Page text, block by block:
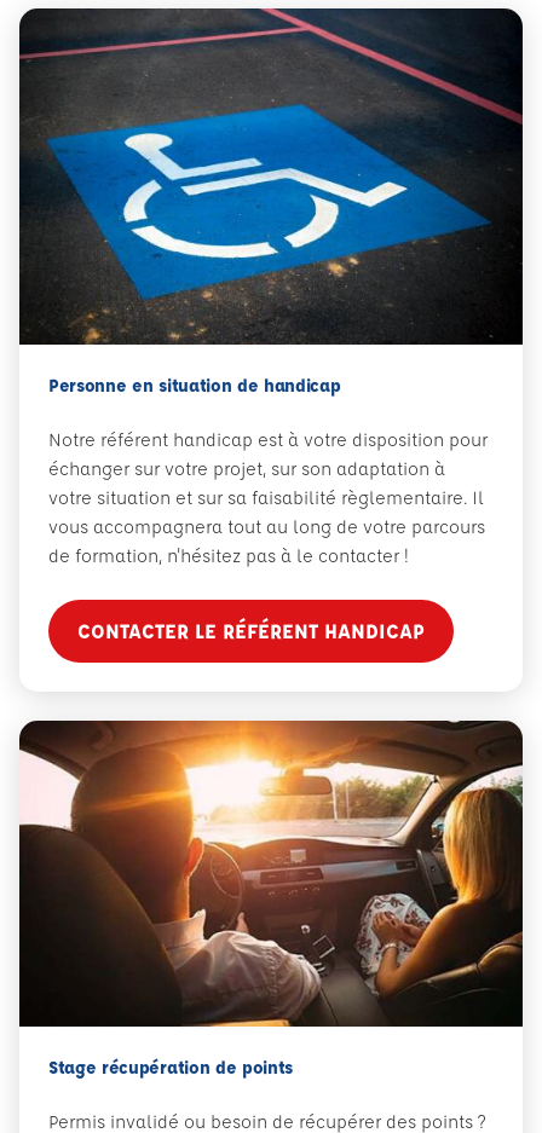
Personne en situation de handicap
Notre référent handicap est à votre disposition pour
échanger sur votre projet, sur son adaptation à
votre situation et sur sa faisabilité règlementaire. Il
vous accompagnera tout au long de votre parcours
de formation, n'hésitez pas à le contacter !
CONTACTER LE RÉFÉRENT HANDICAP
Stage récupération de points
Permis invalidé ou besoin de récupérer des points ?